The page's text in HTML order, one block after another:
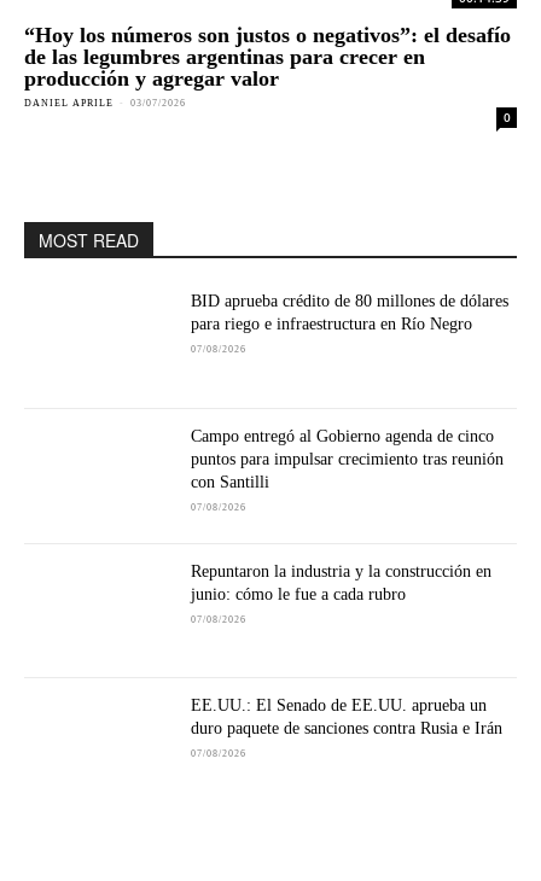
“Hoy los números son justos o negativos”: el desafío
de las legumbres argentinas para crecer en
producción y agregar valor
DANIEL APRILE - 03/07/2026
0
MOST READ
BID aprueba crédito de 80 millones de dólares
para riego e infraestructura en Río Negro
07/08/2026
Campo entregó al Gobierno agenda de cinco
puntos para impulsar crecimiento tras reunión
con Santilli
07/08/2026
Repuntaron la industria y la construcción en
junio: cómo le fue a cada rubro
07/08/2026
EE.UU.: El Senado de EE.UU. aprueba un
duro paquete de sanciones contra Rusia e Irán
07/08/2026